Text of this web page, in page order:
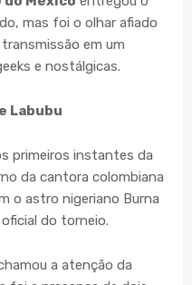
mas foi o olhar afiado
em um
e nostálgicas.
Labubu
primeiros instantes da
da cantora colombiana
o astro nigeriano Burna
do torneio.
a atenção da